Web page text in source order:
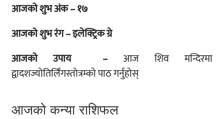
आजको शुभ अंक – १७
आजको शुभ रंग – इलेक्ट्रिक ग्रे
आजको उपाय –आज शिव मन्दिरमा
द्वादशज्योतिर्लिंगस्तोत्रम्को पाठ गर्नुहोस्
आजको कन्या राशिफल